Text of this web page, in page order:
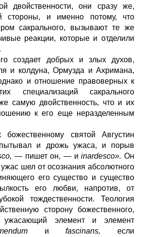
двойственности, они сразу же,
стороны, и именно потому, что
сакрального, вызывают те же
реакции, которые и отделили
создает добрых и злых духов,
и колдуна, Ормузда и Ахримана,
и отношение правоверных к
специализаций сакрального
самую двойственность, что и их
к его еще неразделенным
святой Августин
и дрожь ужаса, и порыв
— пишет он, — иinardesco».Он
ужас шел от осознания абсолютного
его существо и существо
его любви, напротив, от
тождественности. Теология
сторону божественного,
элемент и элемент
иfascinans, если